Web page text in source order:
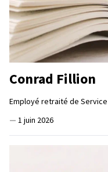
Conrad Fillion
Employé retraité de
— 1 juin 2026